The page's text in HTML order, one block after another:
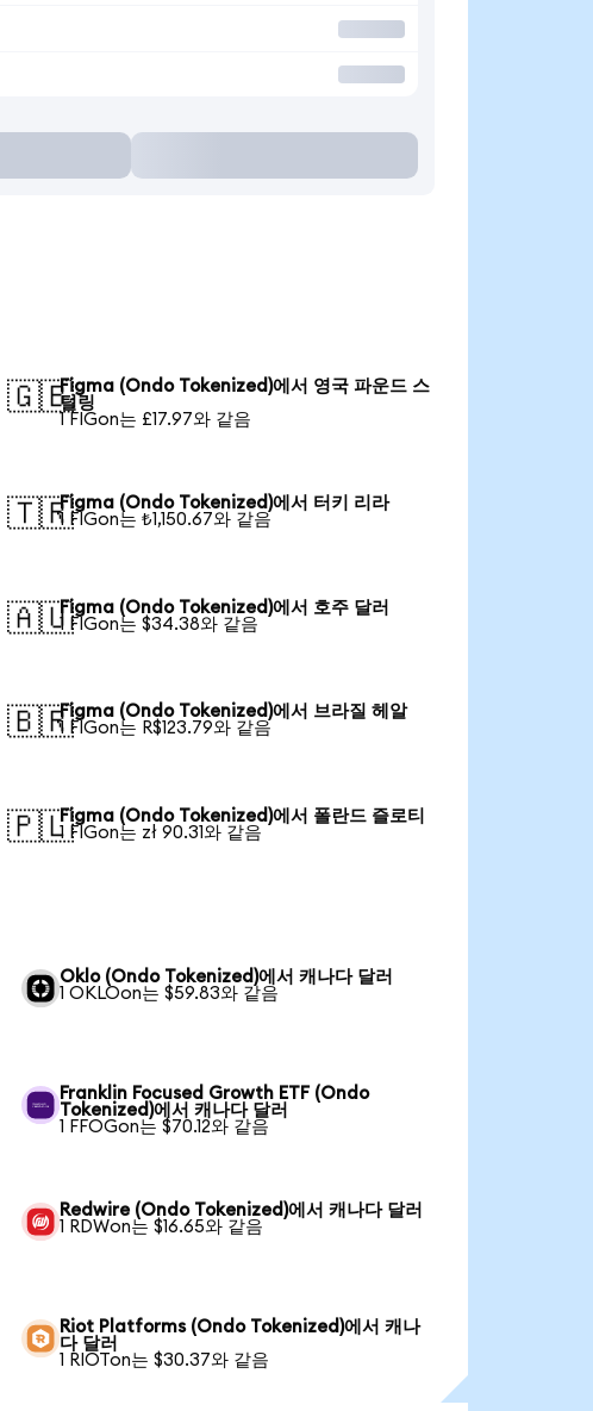
🇬🇧Figma (Ondo Tokenized)에서 영국 파운드 스
털링
1 FIGon는 £17.97와 같음
🇹🇷Figma (Ondo Tokenized)에서 터키 리라
1 FIGon는 ₺1,150.67와 같음
🇦🇺Figma (Ondo Tokenized)에서 호주 달러
1 FIGon는 $34.38와 같음
🇧🇷Figma (Ondo Tokenized)에서 브라질 헤알
1 FIGon는 R$123.79와 같음
🇵🇱Figma (Ondo Tokenized)에서 폴란드 즐로티
1 FIGon는 zł 90.31와 같음
Oklo (Ondo Tokenized)에서 캐나다 달러
1 OKLOon는 $59.83와 같음
Franklin Focused Growth ETF (Ondo
Tokenized)에서 캐나다 달러
1 FFOGon는 $70.12와 같음
Redwire (Ondo Tokenized)에서 캐나다 달러
1 RDWon는 $16.65와 같음
Riot Platforms (Ondo Tokenized)에서 캐나
다 달러
1 RIOTon는 $30.37와 같음